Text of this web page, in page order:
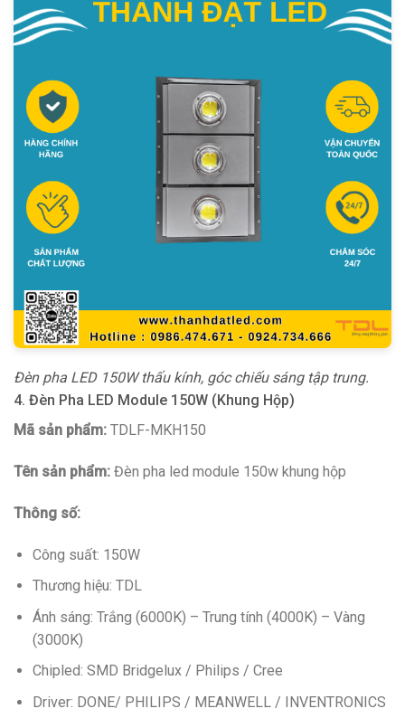
Đèn pha LED 150W thấu kính, góc chiếu sáng tập trung.
4. Đèn Pha LED Module 150W (Khung Hộp)
Mã sản phẩm: TDLF-MKH150
Tên sản phẩm: Đèn pha led module 150w khung hộp
Thông số:
Công suất: 150W
Thương hiệu: TDL
Ánh sáng: Trắng (6000K) – Trung tính (4000K) – Vàng
(3000K)
Chipled: SMD Bridgelux / Philips / Cree
Driver: DONE/ PHILIPS / MEANWELL / INVENTRONICS